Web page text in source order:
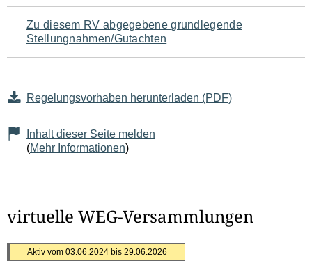
Zu diesem RV abgegebene grundlegende
Stellungnahmen/Gutachten
Regelungsvorhaben herunterladen (PDF)
Inhalt dieser Seite melden
(Mehr Informationen)
virtuelle WEG-Versammlungen
Aktiv vom 03.06.2024 bis 29.06.2026